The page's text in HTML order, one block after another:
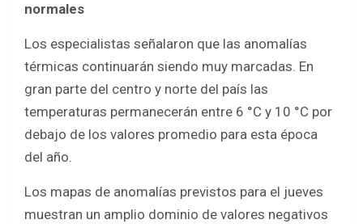
normales
Los especialistas señalaron que las anomalías
térmicas continuarán siendo muy marcadas. En
gran parte del centro y norte del país las
temperaturas permanecerán entre 6 °C y 10 °C por
debajo de los valores promedio para esta época
del año.
Los mapas de anomalías previstos para el jueves
muestran un amplio dominio de valores negativos